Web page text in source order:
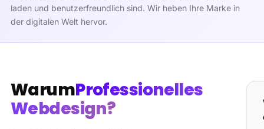
laden und benutzerfreundlich sind. Wir heben Ihre Marke in
der digitalen Welt hervor.
WarumProfessionelles
Webdesign?